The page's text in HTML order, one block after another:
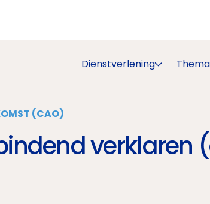
Dienstverlening
(CAO)
verklaren